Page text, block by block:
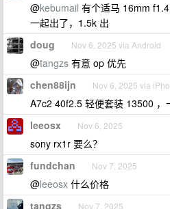
@kebumail 有个适马 16mm
一起出了，1.5k 出
doug Nov 6, 2025 via Android
@tangzs 有意 op 优先
chen88ijn Nov 6, 2025 via
A7c2 40f2.5 轻便套装 13500 ，
leeosx Nov 6, 2025
sony rx1r 要么？
fundchan Nov 7, 2025
@leeosx 什么价格
tangzs Nov 7, 2025